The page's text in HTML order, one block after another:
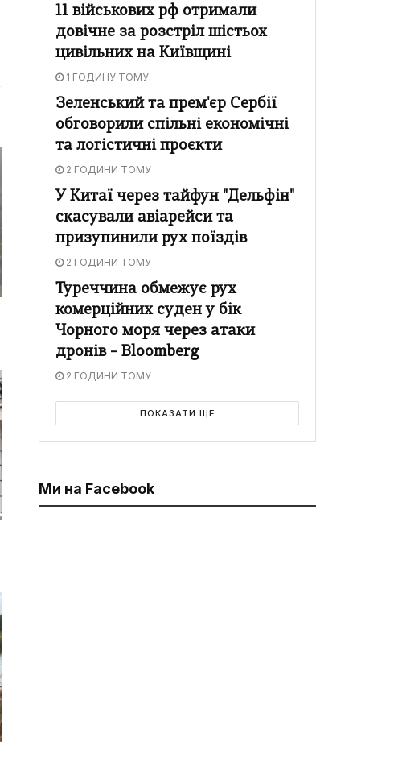
11 військових рф отримали
довічне за розстріл шістьох
цивільних на Київщині
1 ГОДИНУ ТОМУ
Зеленський та прем'єр Сербії
обговорили спільні економічні
та логістичні проєкти
2 ГОДИНИ ТОМУ
У Китаї через тайфун "Дельфін"
скасували авіарейси та
призупинили рух поїздів
2 ГОДИНИ ТОМУ
Туреччина обмежує рух
комерційних суден у бік
Чорного моря через атаки
дронів – Bloomberg
2 ГОДИНИ ТОМУ
ПОКАЗАТИ ЩЕ
Ми на Facebook